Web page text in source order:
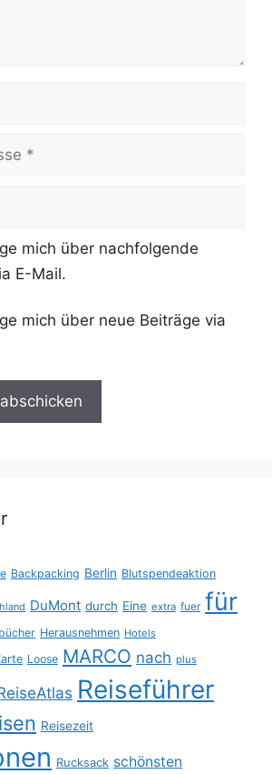
mich über nachfolgende
E-Mail.
mich über neue Beiträge via
Backpacking Berlin Blutspendeaktion
DuMont durch Eine extra fuer für
Herausnehmen Hotels
Loose MARCO nach plus
Reiseführer
Reisezeit
Rucksack schönsten